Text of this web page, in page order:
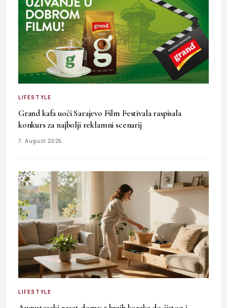
LIFESTYLE
Grand kafa uoči Sarajevo Film Festivala raspisala
konkurs za najbolji reklamni scenarij
7. August 2026.
LIFESTYLE